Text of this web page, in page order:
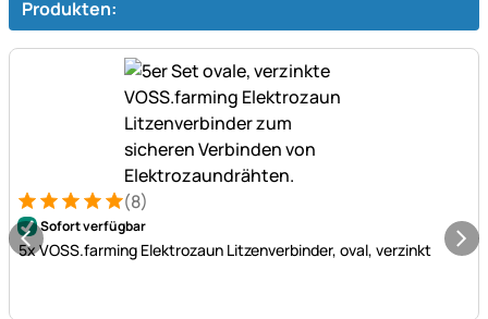
Produkten:
Bewertung: 5 von 5 (8 Bewertungen)
8 Bewertungen
(8)
Sofort verfügbar
5x VOSS.farming Elektrozaun Litzenverbinder, oval, verzinkt